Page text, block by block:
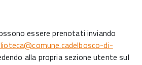
essere prenotati inviando
di-
alla propria sezione utente sul